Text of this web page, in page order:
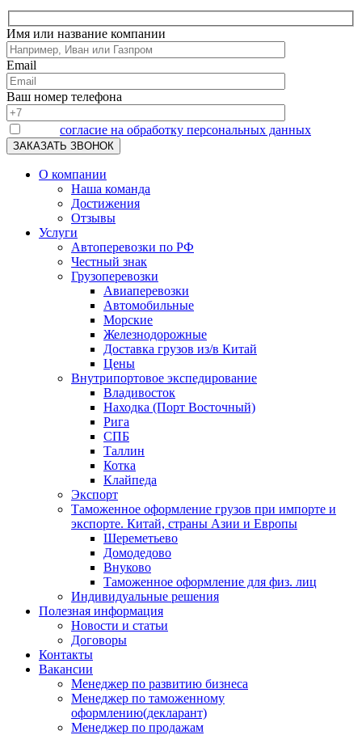
Имя или название компании
Email
Ваш номер телефона
согласие на обработку персональных данных
О компании
Наша команда
Достижения
Отзывы
Услуги
Автоперевозки по РФ
Честный знак
Грузоперевозки
Авиаперевозки
Автомобильные
Морские
Железнодорожные
Доставка грузов из/в Китай
Цены
Внутрипортовое экспедирование
Владивосток
Находка (Порт Восточный)
Рига
СПБ
Таллин
Котка
Клайпеда
Экспорт
Таможенное оформление грузов при импорте и
экспорте. Китай, страны Азии и Европы
Шереметьево
Домодедово
Внуково
Таможенное оформление для физ. лиц
Индивидуальные решения
Полезная информация
Новости и статьи
Договоры
Контакты
Вакансии
Менеджер по развитию бизнеса
Менеджер по таможенному
оформлению(декларант)
Менеджер по продажам